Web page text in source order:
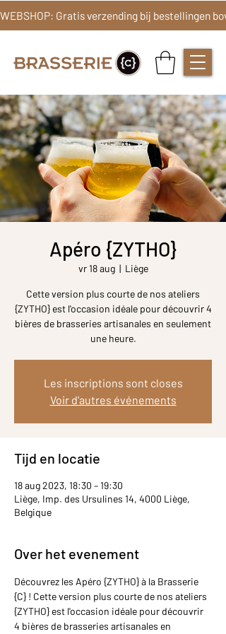
Apéro {ZYTHO}
vr 18 aug
  |
Liège
Cette version plus courte de nos ateliers
{ZYTHO} est l'occasion idéale pour découvrir 4
bières de brasseries artisanales en seulement
une heure.
Les inscriptions sont closes
Voir d'autres événements
Tijd en locatie
18 aug 2023, 18:30 – 19:30
Liège, Imp. des Ursulines 14, 4000 Liège,
Belgique
Over het evenement
Découvrez les Apéro {ZYTHO} à la Brasserie
{C} ! Cette version plus courte de nos ateliers
{ZYTHO} est l'occasion idéale pour découvrir
4 bières de brasseries artisanales en